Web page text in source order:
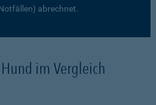
abrechnet.
im Vergleich